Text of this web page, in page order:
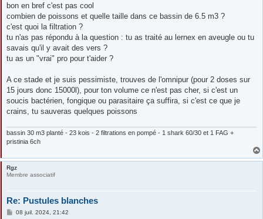
a
g
bon en bref c'est pas cool
combien de poissons et quelle taille dans ce bassin de 6.5 m3 ?
c'est quoi la filtration ?
tu n'as pas répondu à la question : tu as traité au lernex en aveugle ou tu
savais qu'il y avait des vers ?
tu as un "vrai" pro pour t'aider ?
A ce stade et je suis pessimiste, trouves de l'omnipur (pour 2 doses sur
15 jours donc 15000l), pour ton volume ce n'est pas cher, si c'est un
soucis bactérien, fongique ou parasitaire ça suffira, si c'est ce que je
crains, tu sauveras quelques poissons
bassin 30 m3 planté - 23 kois - 2 filtrations en pompé - 1 shark 60/30 et 1 FAG +
pristinia 6ch
Rgz
Membre associatif
Re: Pustules blanches
M08 juil. 2024, 21:42